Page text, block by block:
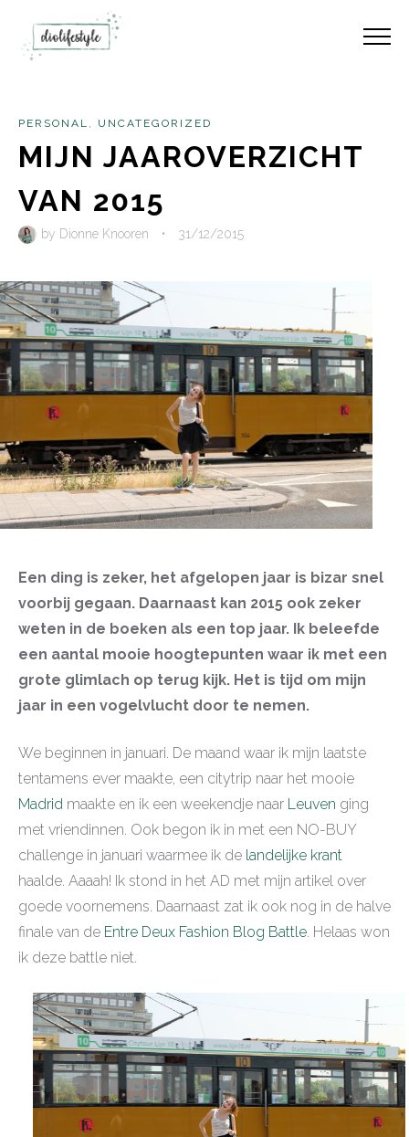
PERSONAL , UNCATEGORIZED
MIJN JAAROVERZICHT
VAN 2015
by Dionne Knooren • 31/12/2015
Een ding is zeker, het afgelopen jaar is bizar snel
voorbij gegaan. Daarnaast kan 2015 ook zeker
weten in de boeken als een top jaar. Ik beleefde
een aantal mooie hoogtepunten waar ik met een
grote glimlach op terug kijk. Het is tijd om mijn
jaar in een vogelvlucht door te nemen.
We beginnen in januari. De maand waar ik mijn laatste
tentamens ever maakte, een citytrip naar het mooie
Madrid maakte en ik een weekendje naar Leuven ging
met vriendinnen. Ook begon ik in met een NO-BUY
challenge in januari waarmee ik de landelijke krant
haalde. Aaaah! Ik stond in het AD met mijn artikel over
goede voornemens. Daarnaast zat ik ook nog in de halve
finale van de Entre Deux Fashion Blog Battle. Helaas won
ik deze battle niet.